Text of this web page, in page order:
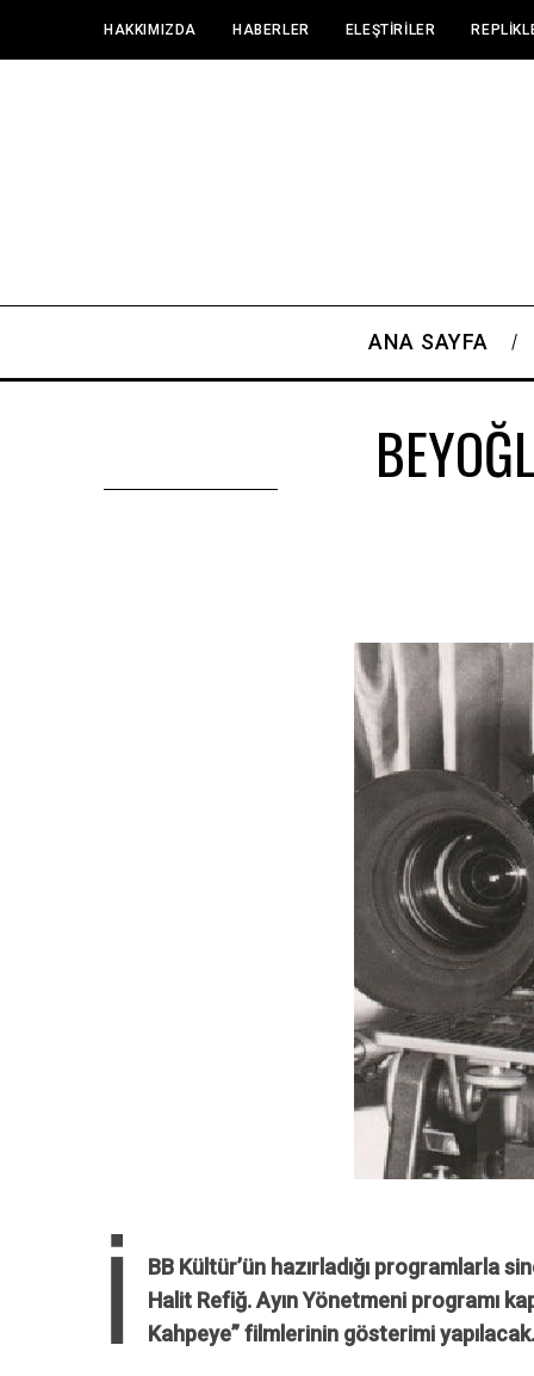
HAKKIMIZDA HABERLER ELEŞTIRILER
ANA SAYFA
İ
BB Kültür’ün hazırladığı programlarla
Halit Refiğ. Ayın Yönetmeni programı
Kahpeye” filmlerinin gösterimi yapılacak.